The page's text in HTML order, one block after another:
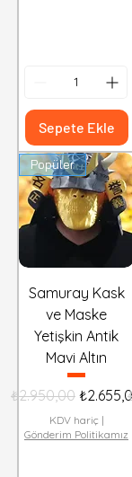
Sepete Ekle
Popüler
Samuray Kask
ve Maske
Yetişkin Antik
Mavi Altın
Normal Fiyat
₺2.950,00
KDV hariç |
Gönderim Politikamız